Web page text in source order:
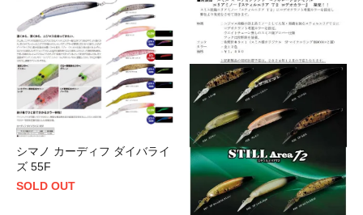
シマノ カーディフ ダイバライ
ズ 55F
SOLD OUT